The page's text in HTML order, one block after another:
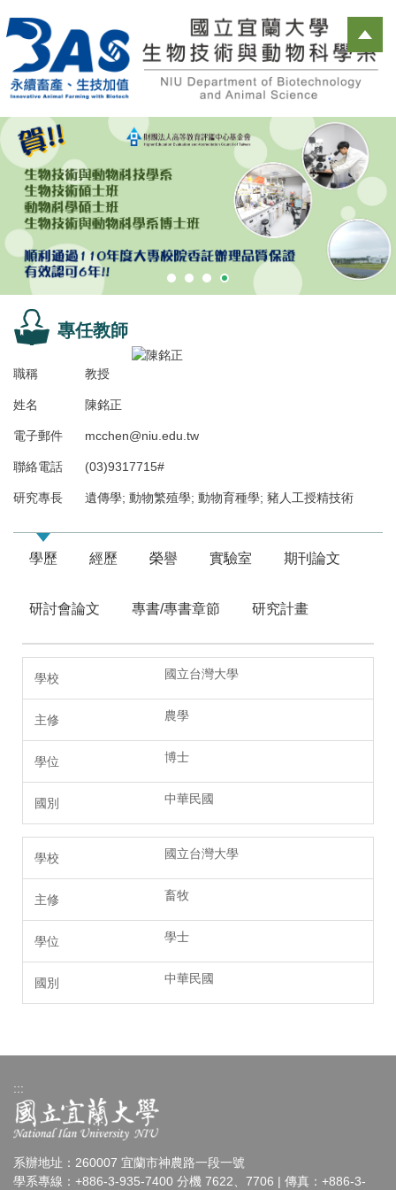
到
要
內
專任教師
職稱 教授
姓名 陳銘正
電子郵件 mcchen@niu.edu.tw
聯絡電話 (03)9317715#
研究專長 遺傳學; 動物繁殖學; 動物育種學; 豬人工授精技術
學歷 經歷 榮譽 實驗室 期刊論文
研討會論文 專書/專書章節 研究計畫
國立台灣大學
農學
博士
中華民國
國立台灣大學
畜牧
學士
中華民國
:::
系辦地址：260007 宜蘭市神農路一段一號
學系專線：+886-3-935-7400 分機 7622、7706 | 傳真：+886-3-